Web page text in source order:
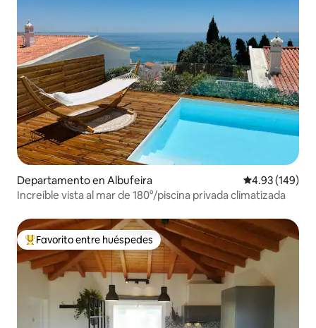
Departamento en Albufeira Calificación
4.93 (149)
Increíble vista al mar de 180°/piscina privada climatizada
De los mejores en Favorito entre huéspedes
Favorito entre huéspedes